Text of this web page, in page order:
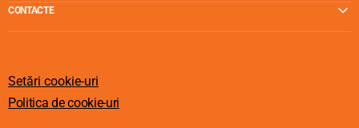
CONTACTE
Setări cookie-uri
Politica de cookie-uri